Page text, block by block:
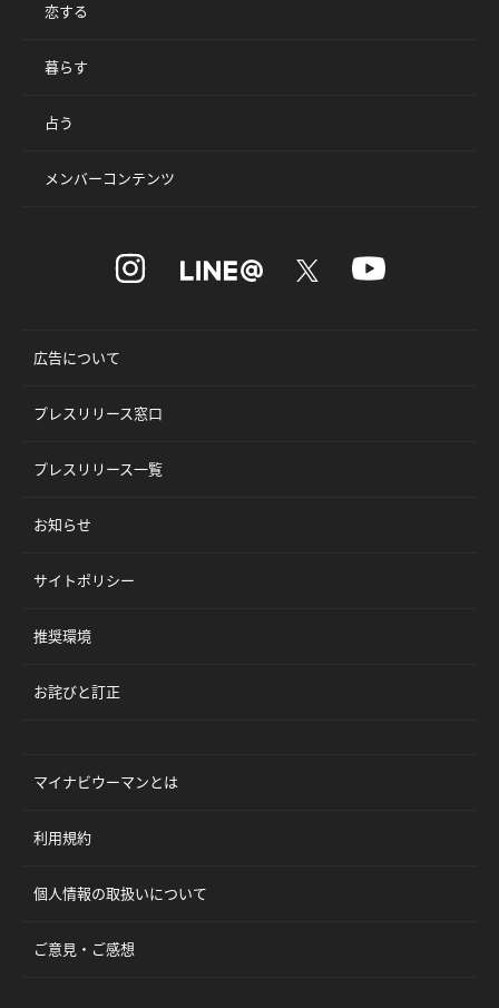
恋する
暮らす
占う
メンバーコンテンツ
広告について
プレスリリース窓口
プレスリリース一覧
お知らせ
サイトポリシー
推奨環境
お詫びと訂正
マイナビウーマンとは
利用規約
個人情報の取扱いについて
ご意見・ご感想